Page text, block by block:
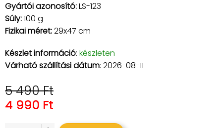
Gyártói azonosító:LS-123
Súly:100 g
Fizikai méret:29x47 cm
Készlet információ: készleten
Várható szállítási dátum: 2026-08-11
5 490 Ft
4 990 Ft